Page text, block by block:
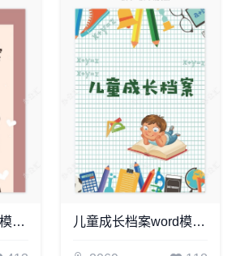
儿童成长档案word模板成长档案学生word成长手册(3) 儿童成长档案word模板成长档案学生word成长手册(14)